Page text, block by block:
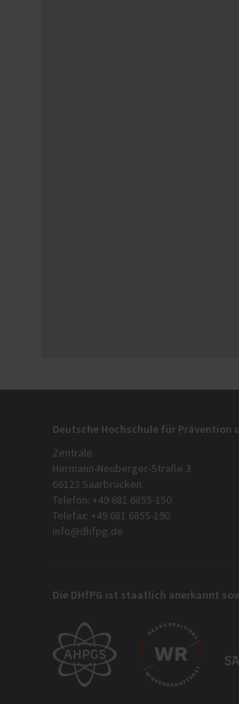
Deutsche Hochschule für Prävention
Zentrale
Hermann-Neuberger-Straße 3
66123 Saarbrücken
Telefon: +49 681 6855-150
Telefax: +49 681 6855-190
info@dhfpg.de
Die DHfPG ist staatlich anerkannt